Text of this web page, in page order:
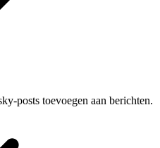
posts toevoegen aan berichten.